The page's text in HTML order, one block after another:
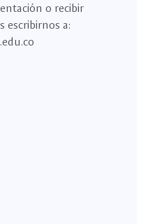
o recibir
escribirnos a: